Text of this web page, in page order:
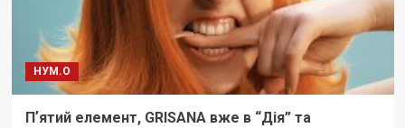
НУМ.О
Пʼятий елемент, GRISANA вже в “Дія” та